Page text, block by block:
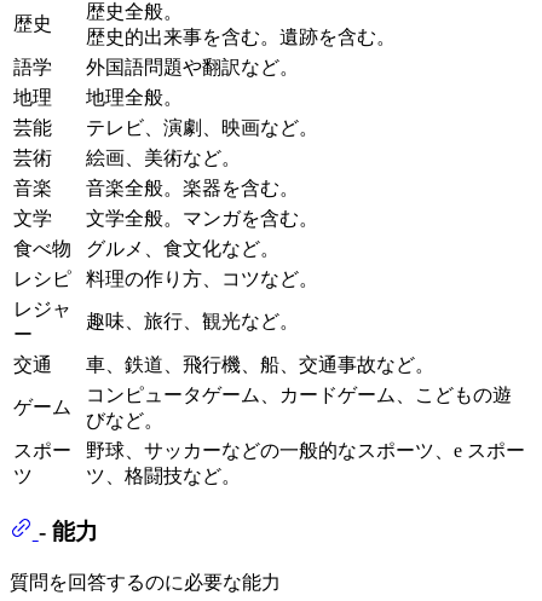
歴史
歴史全般。
歴史的出来事を含む。遺跡を含む。
語学
外国語問題や翻訳など。
地理
地理全般。
芸能
テレビ、演劇、映画など。
芸術
絵画、美術など。
音楽
音楽全般。楽器を含む。
文学
文学全般。マンガを含む。
食べ物
グルメ、食文化など。
レシピ
料理の作り方、コツなど。
レジャ
ー
趣味、旅行、観光など。
交通 車、鉄道、飛行機、船、交通事故など。
ゲーム
コンピュータゲーム、カードゲーム、こどもの遊
びなど。
スポー
ツ
野球、サッカーなどの一般的なスポーツ、e スポー
ツ、格闘技など。
- 能力
質問を回答するのに必要な能力